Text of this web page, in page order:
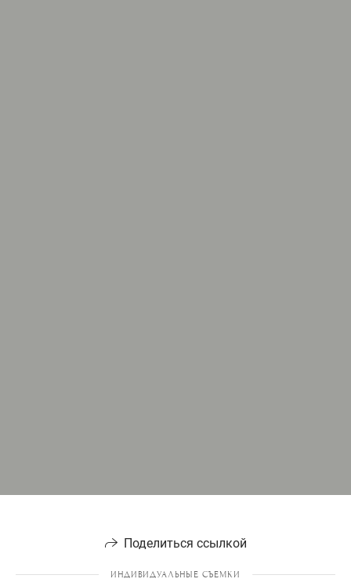
Поделиться ссылкой
ИНДИВИДУАЛЬНЫЕ СЪЕМКИ